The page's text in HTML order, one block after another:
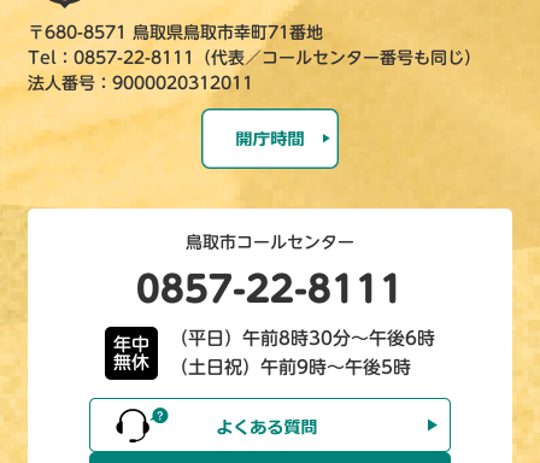
〒680-8571 鳥取県鳥取市幸町71番地
Tel：0857-22-8111（代表／コールセンター番号も同じ）
法人番号：9000020312011
鳥取市コールセンター
0857-22-8111
年中
無休
（平日）午前8時30分～午後6時
（土日祝）午前9時～午後5時